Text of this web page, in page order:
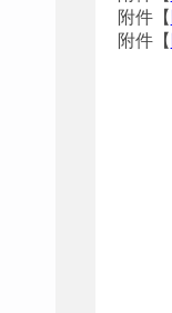
附件【
附件【